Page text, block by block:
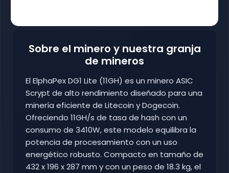
Sobre el minero y nuestra granja
de mineros
El ElphaPex DG1 Lite (11GH) es un minero ASIC
Scrypt de alto rendimiento diseñado para una
minería eficiente de Litecoin y Dogecoin.
Ofreciendo 11GH/s de tasa de hash con un
consumo de 3410W, este modelo equilibra la
potencia de procesamiento con un uso
energético robusto. Compacto en tamaño de
432 x 196 x 287 mm y con un peso de 18.3 kg, el